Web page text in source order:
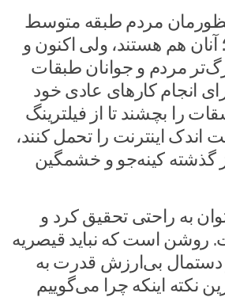
مردم طبقه متوسط
آنان هم هستند، ولی اکنون و
مردم و جوانان طبقات
انجام کار‌های عادی خود
را بچشند تا از فیلترینگ
اندک اینترنت را تحمل کنند،
گذشته کینه‌جو و خشمگین
به راحتی تحقیق کرد و
روشن است که نباید قیصریه
دستمال بی‌ارزش قدرت به
نکته اینکه چرا می‌گوییم